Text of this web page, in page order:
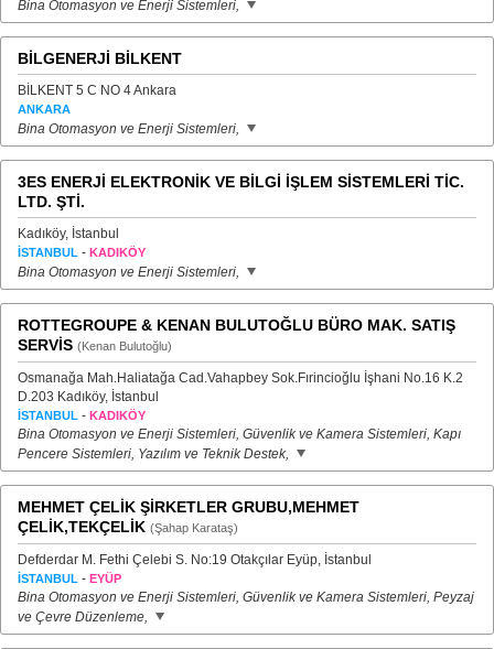
Bina Otomasyon ve Enerji Sistemleri,
BİLGENERJİ BİLKENT
BİLKENT 5 C NO 4 Ankara
ANKARA
Bina Otomasyon ve Enerji Sistemleri,
3ES ENERJİ ELEKTRONİK VE BİLGİ İŞLEM SİSTEMLERİ TİC.
LTD. ŞTİ.
Kadıköy, İstanbul
İSTANBUL - KADIKÖY
Bina Otomasyon ve Enerji Sistemleri,
ROTTEGROUPE & KENAN BULUTOĞLU BÜRO MAK. SATIŞ
SERVİS (Kenan Bulutoğlu)
Osmanağa Mah.Haliatağa Cad.Vahapbey Sok.Fırincioğlu İşhani No.16 K.2
D.203 Kadıköy, İstanbul
İSTANBUL - KADIKÖY
Bina Otomasyon ve Enerji Sistemleri, Güvenlik ve Kamera Sistemleri, Kapı
Pencere Sistemleri, Yazılım ve Teknik Destek,
MEHMET ÇELİK ŞİRKETLER GRUBU,MEHMET
ÇELİK,TEKÇELİK (Şahap Karataş)
Defderdar M. Fethi Çelebi S. No:19 Otakçılar Eyüp, İstanbul
İSTANBUL - EYÜP
Bina Otomasyon ve Enerji Sistemleri, Güvenlik ve Kamera Sistemleri, Peyzaj
ve Çevre Düzenleme,